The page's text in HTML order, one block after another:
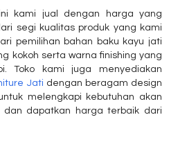
kami jual dengan harga yang
segi kualitas produk yang kami
pemilihan bahan baku kayu jati
kokoh serta warna finishing yang
Toko kami juga menyediakan
Jati dengan beragam design
melengkapi kebutuhan akan
dapatkan harga terbaik dari